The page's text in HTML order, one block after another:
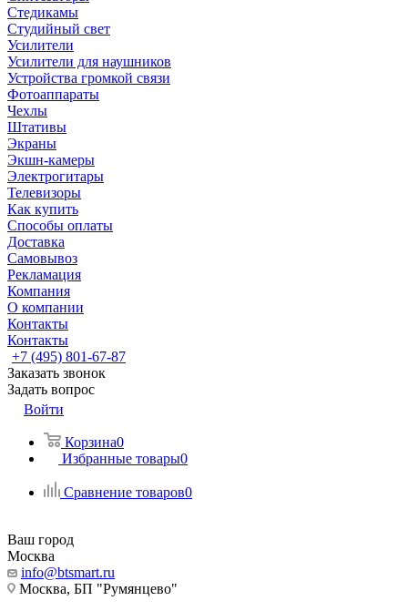
Стедикамы
Студийный свет
Усилители
Усилители для наушников
Устройства громкой связи
Фотоаппараты
Чехлы
Штативы
Экраны
Экшн-камеры
Электрогитары
Телевизоры
Как купить
Способы оплаты
Доставка
Самовывоз
Рекламация
Компания
О компании
Контакты
Контакты
+7 (495) 801-67-87
Заказать звонок
Задать вопрос
Войти
Корзина0
Избранные товары0
Сравнение товаров0
Ваш город
Москва
info@btsmart.ru
Москва, БП "Румянцево"